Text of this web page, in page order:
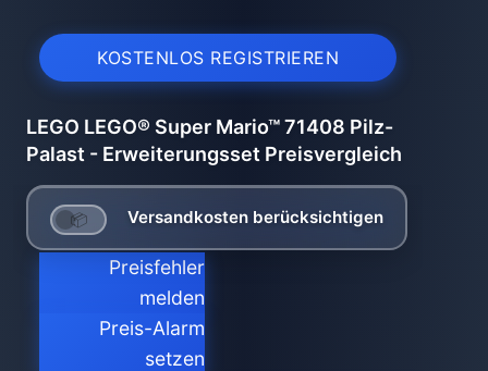
KOSTENLOS REGISTRIEREN
LEGO LEGO® Super Mario™ 71408 Pilz-
Palast - Erweiterungsset Preisvergleich
Versandkosten berücksichtigen
Preisfehler
melden
Preis-Alarm
setzen